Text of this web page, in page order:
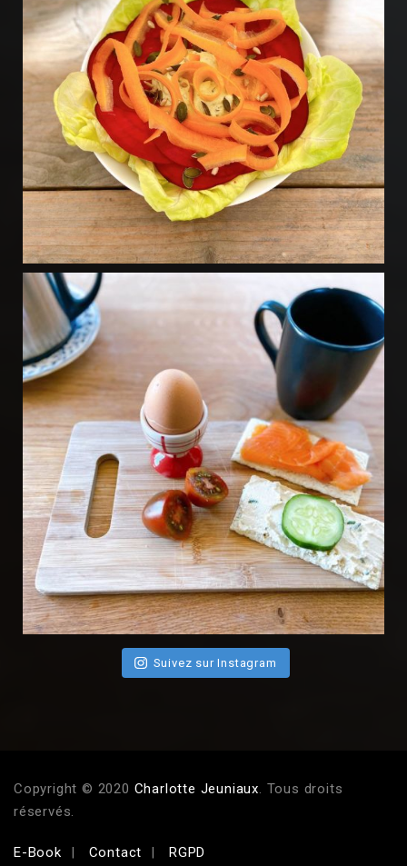
Suivez sur Instagram
Copyright © 2020 Charlotte Jeuniaux. Tous droits
réservés.
E-Book Contact RGPD